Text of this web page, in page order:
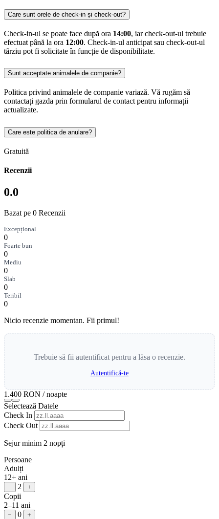
Care sunt orele de check-in și check-out?
Check-in-ul se poate face după ora 14:00, iar check-out-ul trebuie
efectuat până la ora 12:00. Check-in-ul anticipat sau check-out-ul
târziu pot fi solicitate în funcție de disponibilitate.
Sunt acceptate animalele de companie?
Politica privind animalele de companie variază. Vă rugăm să
contactați gazda prin formularul de contact pentru informații
actualizate.
Care este politica de anulare?
Gratuită
Recenzii
0.0
Bazat pe 0 Recenzii
Excepțional
0
Foarte bun
0
Mediu
0
Slab
0
Teribil
0
Nicio recenzie momentan. Fii primul!
Trebuie să fii autentificat pentru a lăsa o recenzie.
Autentifică-te
1.400 RON / noapte
Selectează Datele
Check In
Check Out
Sejur minim 2 nopți
Persoane
Adulți
12+ ani
− 2 +
Copii
2–11 ani
− 0 +